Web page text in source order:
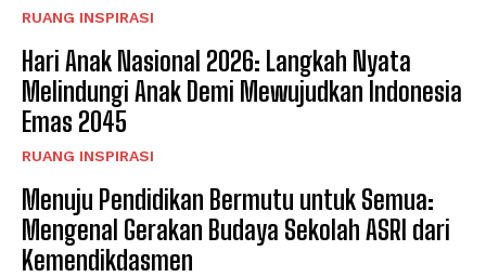
RUANG INSPIRASI
Hari Anak Nasional 2026: Langkah Nyata
Melindungi Anak Demi Mewujudkan Indonesia
Emas 2045
RUANG INSPIRASI
Menuju Pendidikan Bermutu untuk Semua:
Mengenal Gerakan Budaya Sekolah ASRI dari
Kemendikdasmen